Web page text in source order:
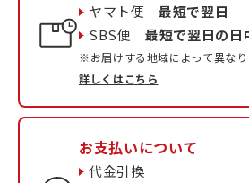
ヤマト便最短で翌日
SBS便最短で翌日の日
※お届けする地域によって異なり
詳しくはこちら
お支払いについて
代金引換